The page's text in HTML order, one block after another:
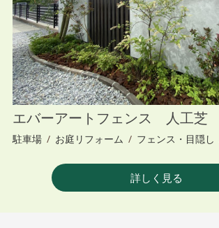
エバーアートフェンス 人工芝
駐車場/ お庭リフォーム / フェンス・目隠し
詳しく見る